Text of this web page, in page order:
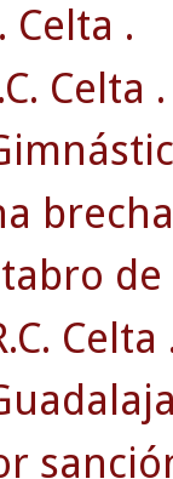
Celta .
Celta .
Celta